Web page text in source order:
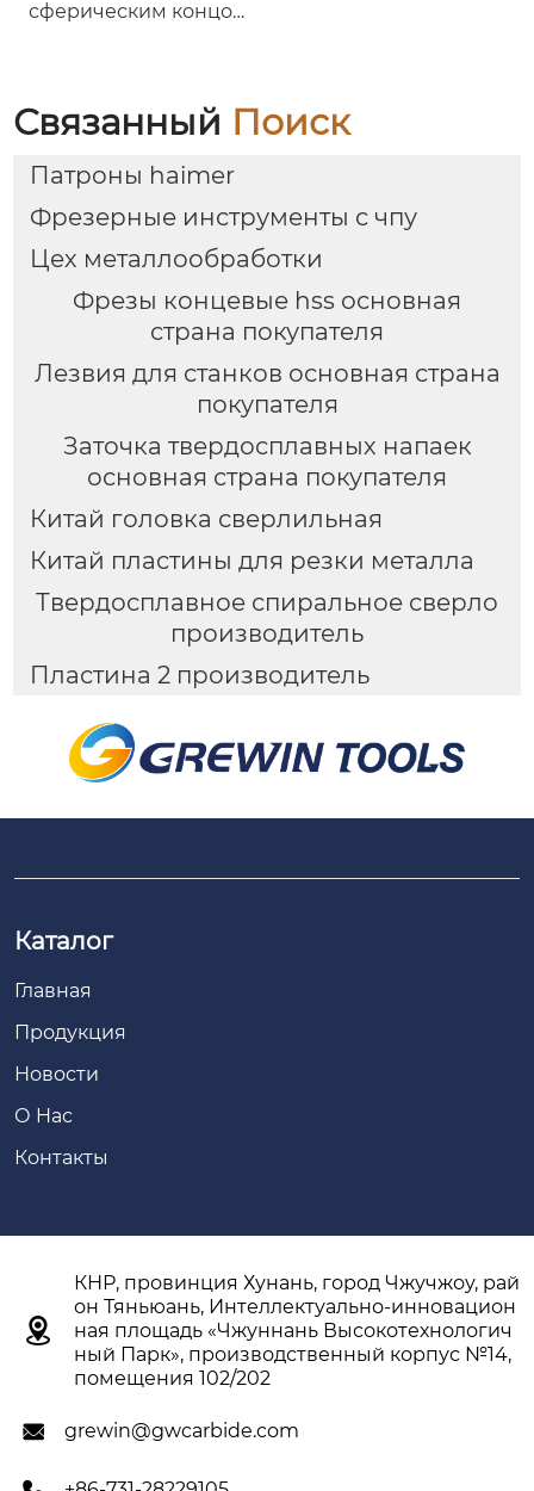
сферическим концом,
Связанный Поиск
Патроны haimer
Фрезерные инструменты с чпу
Цех металлообработки
Фрезы концевые hss основная
страна покупателя
Лезвия для станков основная страна
покупателя
Заточка твердосплавных напаек
основная страна покупателя
Китай головка сверлильная
Китай пластины для резки металла
Твердосплавное спиральное сверло
производитель
Пластина 2 производитель
Каталог
Главная
Продукция
Новости
О Hас
Контакты

КНР, провинция Хунань, город Чжучжоу, рай
он Тяньюань, Интеллектуально-инновацион
ная площадь «Чжуннань Высокотехнологич
ный Парк», производственный корпус №14,
помещения 102/202
 grewin@gwcarbide.com